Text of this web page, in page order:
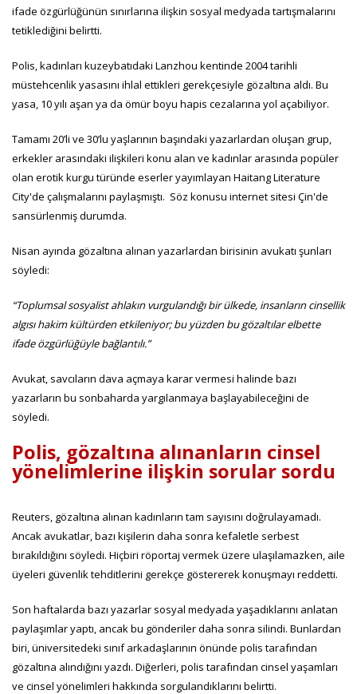
ifade özgürlüğünün sınırlarına ilişkin sosyal medyada tartışmalarını
tetiklediğini belirtti.
Polis, kadınları kuzeybatıdaki Lanzhou kentinde 2004 tarihli
müstehcenlik yasasını ihlal ettikleri gerekçesiyle gözaltına aldı. Bu
yasa, 10 yılı aşan ya da ömür boyu hapis cezalarına yol açabiliyor.
Tamamı 20’li ve 30’lu yaşlarının başındaki yazarlardan oluşan grup,
erkekler arasındaki ilişkileri konu alan ve kadınlar arasında popüler
olan erotik kurgu türünde eserler yayımlayan Haitang Literature
City'de çalışmalarını paylaşmıştı. Söz konusu internet sitesi Çin'de
sansürlenmiş durumda.
Nisan ayında gözaltına alınan yazarlardan birisinin avukatı şunları
söyledi:
“Toplumsal sosyalist ahlakın vurgulandığı bir ülkede, insanların cinsellik
algısı hakim kültürden etkileniyor; bu yüzden bu gözaltılar elbette
ifade özgürlüğüyle bağlantılı.”
Avukat, savcıların dava açmaya karar vermesi halinde bazı
yazarların bu sonbaharda yargılanmaya başlayabileceğini de
söyledi.
Polis, gözaltına alınanların cinsel
yönelimlerine ilişkin sorular sordu
Reuters, gözaltına alınan kadınların tam sayısını doğrulayamadı.
Ancak avukatlar, bazı kişilerin daha sonra kefaletle serbest
bırakıldığını söyledi. Hiçbiri röportaj vermek üzere ulaşılamazken, aile
üyeleri güvenlik tehditlerini gerekçe göstererek konuşmayı reddetti.
Son haftalarda bazı yazarlar sosyal medyada yaşadıklarını anlatan
paylaşımlar yaptı, ancak bu gönderiler daha sonra silindi. Bunlardan
biri, üniversitedeki sınıf arkadaşlarının önünde polis tarafından
gözaltına alındığını yazdı. Diğerleri, polis tarafından cinsel yaşamları
ve cinsel yönelimleri hakkında sorgulandıklarını belirtti.